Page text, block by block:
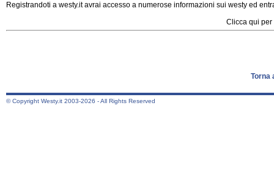
Registrandoti a westy.it avrai accesso a numerose informazioni sui westy ed
Clicca qui
Torna
© Copyright Westy.it 2003-2026 - All Rights Reserved